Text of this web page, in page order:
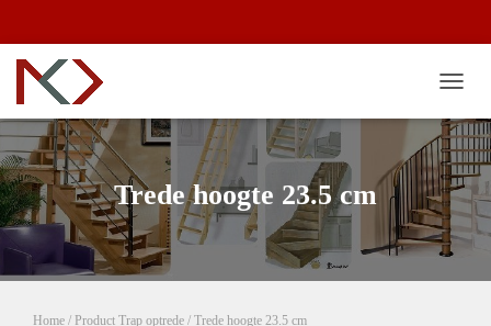
Trede hoogte 23.5 cm
Home / Product Trap optrede / Trede hoogte 23.5 cm